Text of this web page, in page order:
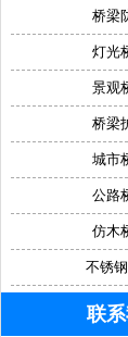
桥梁
灯光
景观
桥梁
城市
公路
仿木
不锈
联